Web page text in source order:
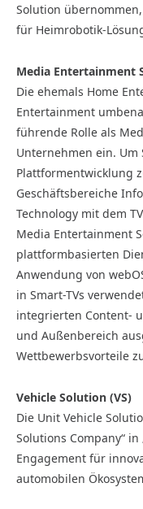
Solution
für Heimrobotik-
Media Entertainment
Die ehemals Home
Entertainment
führende Rolle als
Unternehmen ein.
Plattformentwicklung
Geschäftsbereiche
Technology mit dem
Media Entertainment
plattformbasierten
Anwendung von
in Smart-TVs
integrierten Content-
und Außenbereich
Wettbewerbsvorteile
Vehicle Solution (VS)
Die Unit Vehicle
Solutions Company“
Engagement für
automobilen